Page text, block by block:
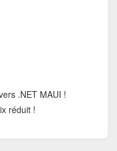
.NET MAUI !
réduit !